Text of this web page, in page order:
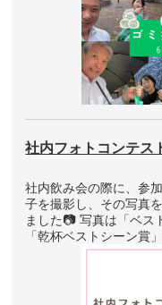
社内フォトコンテス
社内飲み会の際に、参
子を撮影し、その写真
ました📷 写真は「ベス
「乾杯ベストシーン賞